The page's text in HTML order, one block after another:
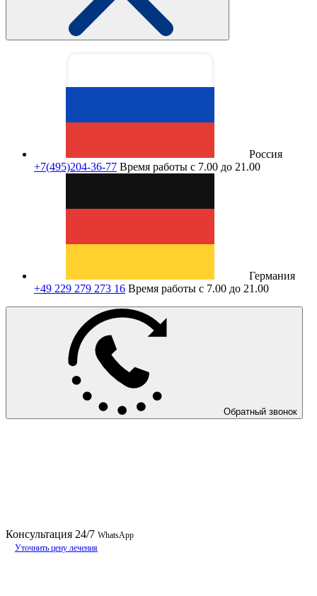
Россия
+7(495)204-36-77 Время работы с 7.00 до 21.00
Германия
+49 229 279 273 16 Время работы с 7.00 до 21.00
Обратный звонок
Консультация 24/7 WhatsApp
Уточнить цену лечения